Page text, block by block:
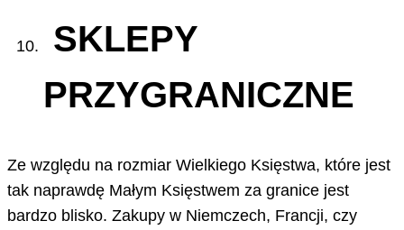
SKLEPY
PRZYGRANICZNE
Ze względu na rozmiar Wielkiego Księstwa, które jest
tak naprawdę Małym Księstwem za granice jest
bardzo blisko. Zakupy w Niemczech, Francji, czy